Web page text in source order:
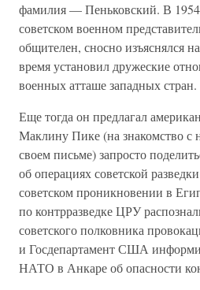
фамилия — Пеньковский. В 1954
советском военном
общителен, сносно изъяснялся
время установил дружеские
военных атташе западных стран.
Еще тогда он предлагал
Маклину Пике (на знакомство с
своем письме) запросто
об операциях советской
советском проникновении в
по контрразведке ЦРУ
советского полковника
и Госдепартамент США
НАТО в Анкаре об опасности